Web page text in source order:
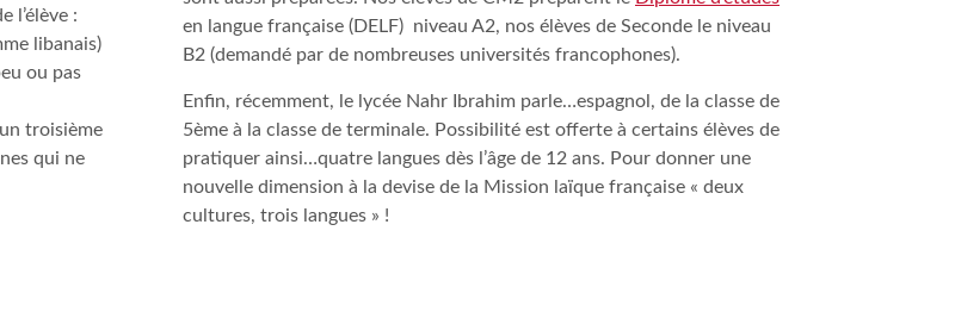
l’élève :
libanais)
ou pas
troisième
qui ne
en langue française (DELF) niveau A2, nos élèves de Seconde le niveau
B2 (demandé par de nombreuses universités francophones).
Enfin, récemment, le lycée Nahr Ibrahim parle…espagnol, de la classe de
5ème à la classe de terminale. Possibilité est offerte à certains élèves de
pratiquer ainsi…quatre langues dès l’âge de 12 ans. Pour donner une
nouvelle dimension à la devise de la Mission laïque française « deux
cultures, trois langues » !